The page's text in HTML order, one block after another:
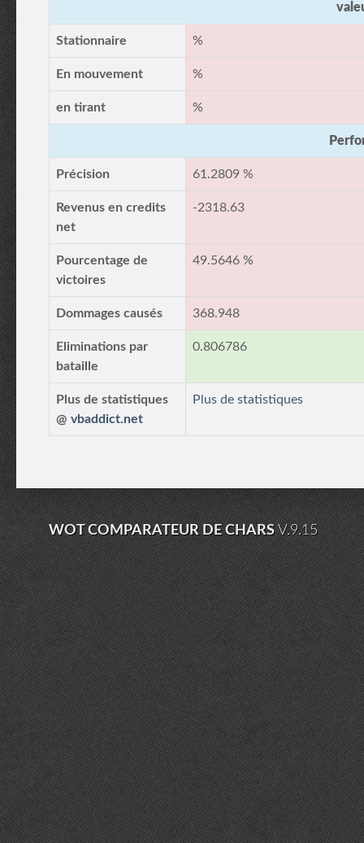
Stationnaire %
En mouvement %
en tirant %
Précision 61.2809 %
Revenus en credits
net
-2318.63
Pourcentage de
victoires
49.5646 %
Dommages causés 368.948
Eliminations par
bataille
0.806786
Plus de statistiques
@ vbaddict.net
Plus de statistiques
WOT COMPARATEUR DE CHARSV.9.15